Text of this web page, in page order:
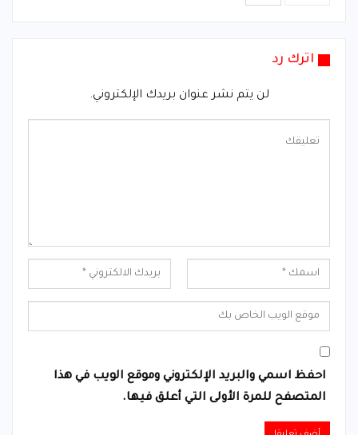
اترك رد
لن يتم نشر عنوان بريدك الإلكتروني.
احفظ اسمي والبريد الإلكتروني وموقع الويب في هذا
المتصفح للمرة الأولى التي أعلق فيها.